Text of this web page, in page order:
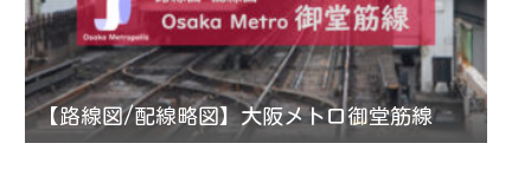
【路線図/配線略図】大阪メトロ御堂筋線